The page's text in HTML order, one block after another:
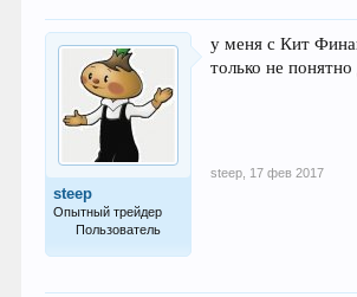
steep
Опытный трейдер
Пользователь
у меня с Кит
только не
steep 17 фев 2017